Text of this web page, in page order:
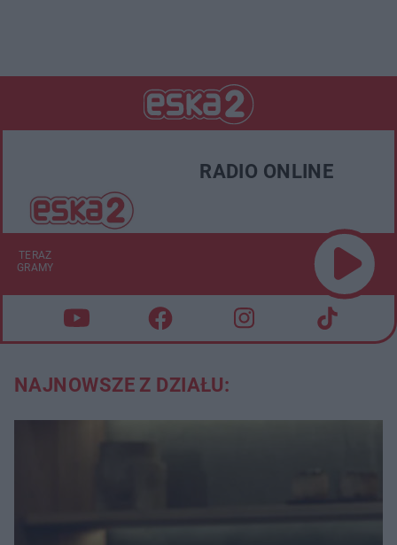
RADIO ONLINE
TERAZ
GRAMY
NAJNOWSZE Z DZIAŁU: